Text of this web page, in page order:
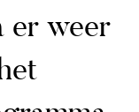
er weer